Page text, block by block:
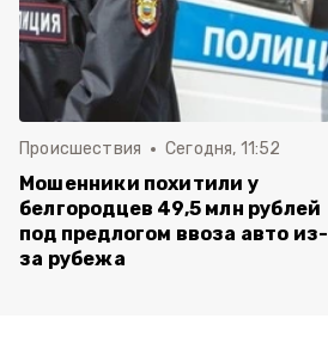
Происшествия Сегодня, 11:52
Мошенники похитили у
белгородцев 49,5 млн рублей
под предлогом ввоза авто из-
за рубежа